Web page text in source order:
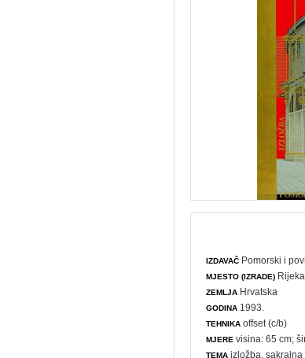
IZDAVAČ Pomorski i
MJESTO (IZRADE) Rijeka
ZEMLJA Hrvatska
GODINA 1993.
TEHNIKA offset (c/b)
MJERE visina: 65 cm;
TEMA izložba ,sakralna